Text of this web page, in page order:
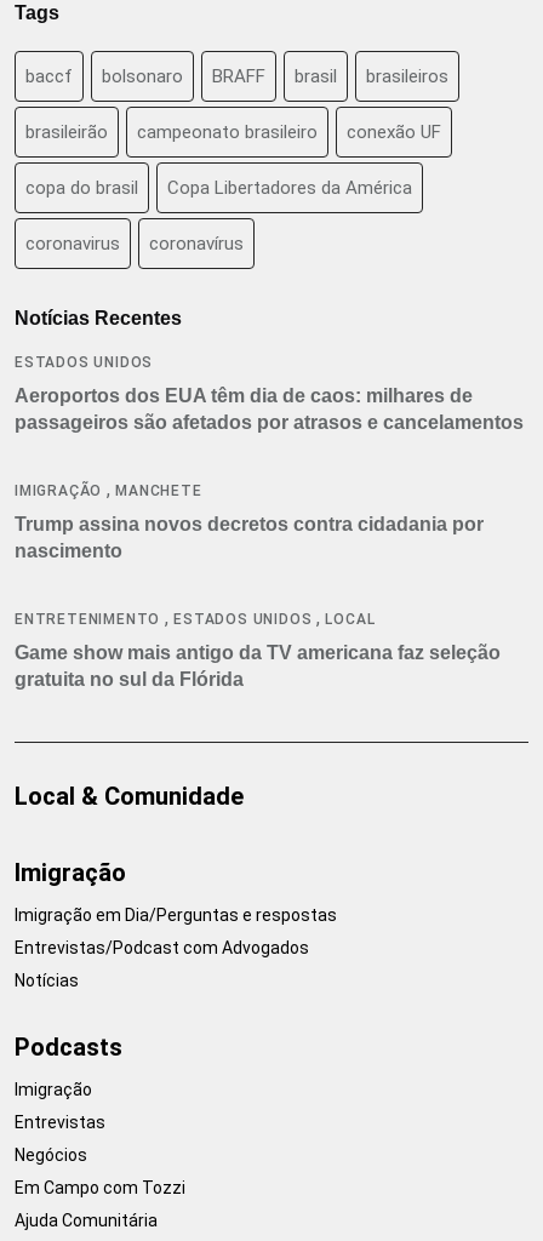
Tags
baccf bolsonaro BRAFF brasil brasileiros
brasileirão campeonato brasileiro conexão UF
copa do brasil Copa Libertadores da América
coronavirus coronavírus
Notícias Recentes
ESTADOS UNIDOS
Aeroportos dos EUA têm dia de caos: milhares de
passageiros são afetados por atrasos e cancelamentos
IMIGRAÇÃO ,MANCHETE
Trump assina novos decretos contra cidadania por
nascimento
ENTRETENIMENTO ,ESTADOS UNIDOS ,LOCAL
Game show mais antigo da TV americana faz seleção
gratuita no sul da Flórida
Local & Comunidade
Imigração
Imigração em Dia/Perguntas e respostas
Entrevistas/Podcast com Advogados
Notícias
Podcasts
Imigração
Entrevistas
Negócios
Em Campo com Tozzi
Ajuda Comunitária